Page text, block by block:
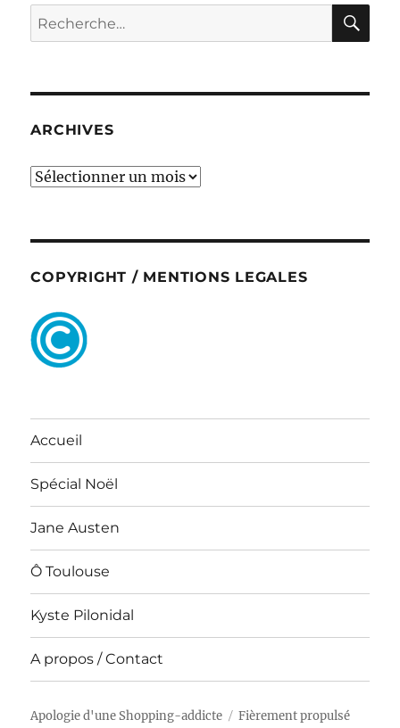
Recherche
pour :
ARCHIVES
ARCHIVES
COPYRIGHT / MENTIONS LEGALES
Accueil
Spécial Noël
Jane Austen
Ô Toulouse
Kyste Pilonidal
A propos / Contact
Apologie d'une Shopping-addicte
Fièrement propulsé